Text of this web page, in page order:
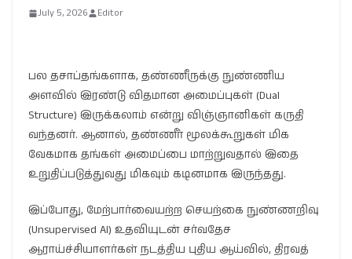
July 5, 2026 Editor
பல தசாப்தங்களாக, தண்ணீருக்கு நுண்ணிய
அளவில் இரண்டு விதமான அமைப்புகள் (Dual
Structure) இருக்கலாம் என்று விஞ்ஞானிகள் கருதி
வந்தனர். ஆனால், தண்ணீர் மூலக்கூறுகள் மிக
வேகமாக தங்கள் அமைப்பை மாற்றுவதால் இதை
உறுதிப்படுத்துவது மிகவும் கடினமாக இருந்தது.
இப்போது, மேற்பார்வையற்ற செயற்கை நுண்ணறிவு
(Unsupervised AI) உதவியுடன் சர்வதேச
ஆராய்ச்சியாளர்கள் நடத்திய புதிய ஆய்வில், திரவத்